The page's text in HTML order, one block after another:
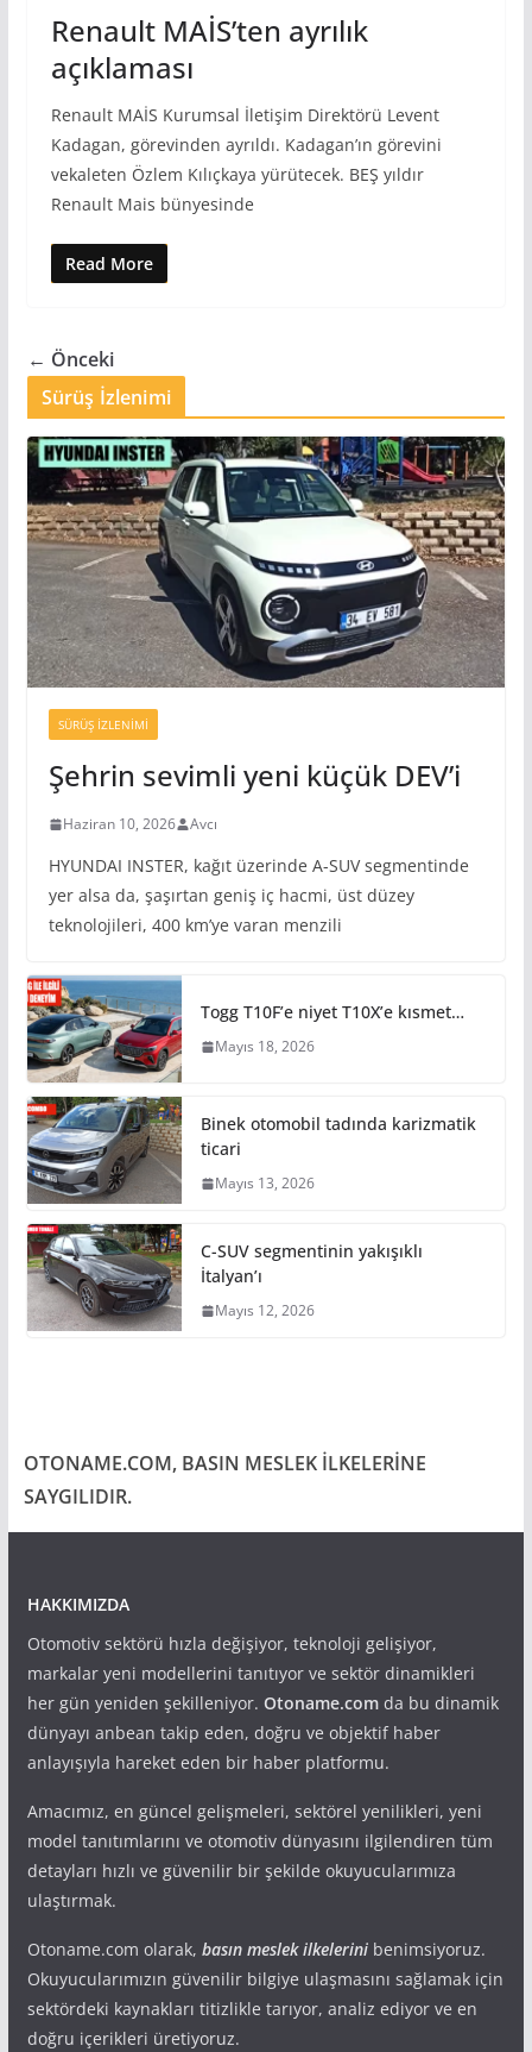
Renault MAİS’ten ayrılık
açıklaması
Renault MAİS Kurumsal İletişim Direktörü Levent
Kadagan, görevinden ayrıldı. Kadagan’ın görevini
vekaleten Özlem Kılıçkaya yürütecek. BEŞ yıldır
Renault Mais bünyesinde
Read More
← Önceki
Sürüş İzlenimi
SÜRÜŞ İZLENIMI
Şehrin sevimli yeni küçük DEV’i
Haziran 10, 2026 Avcı
HYUNDAI INSTER, kağıt üzerinde A-SUV segmentinde
yer alsa da, şaşırtan geniş iç hacmi, üst düzey
teknolojileri, 400 km’ye varan menzili
Togg T10F’e niyet T10X’e kısmet…
Mayıs 18, 2026
Binek otomobil tadında karizmatik
ticari
Mayıs 13, 2026
C-SUV segmentinin yakışıklı
İtalyan’ı
Mayıs 12, 2026
OTONAME.COM, BASIN MESLEK İLKELERİNE
SAYGILIDIR.
HAKKIMIZDA
Otomotiv sektörü hızla değişiyor, teknoloji gelişiyor,
markalar yeni modellerini tanıtıyor ve sektör dinamikleri
her gün yeniden şekilleniyor. Otoname.comda bu dinamik
dünyayı anbean takip eden, doğru ve objektif haber
anlayışıyla hareket eden bir haber platformu.
Amacımız, en güncel gelişmeleri, sektörel yenilikleri, yeni
model tanıtımlarını ve otomotiv dünyasını ilgilendiren tüm
detayları hızlı ve güvenilir bir şekilde okuyucularımıza
ulaştırmak.
Otoname.com olarak, basın meslek ilkelerinibenimsiyoruz.
Okuyucularımızın güvenilir bilgiye ulaşmasını sağlamak için
sektördeki kaynakları titizlikle tarıyor, analiz ediyor ve en
doğru içerikleri üretiyoruz.